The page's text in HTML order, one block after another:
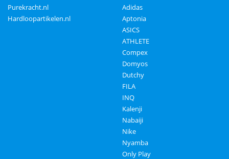
Purekracht.nl
Hardloopartikelen.nl
Adidas
Aptonia
ASICS
ATHLETE
Compex
Domyos
Dutchy
FILA
INQ
Kalenji
Nabaiji
Nike
Nyamba
Only Play